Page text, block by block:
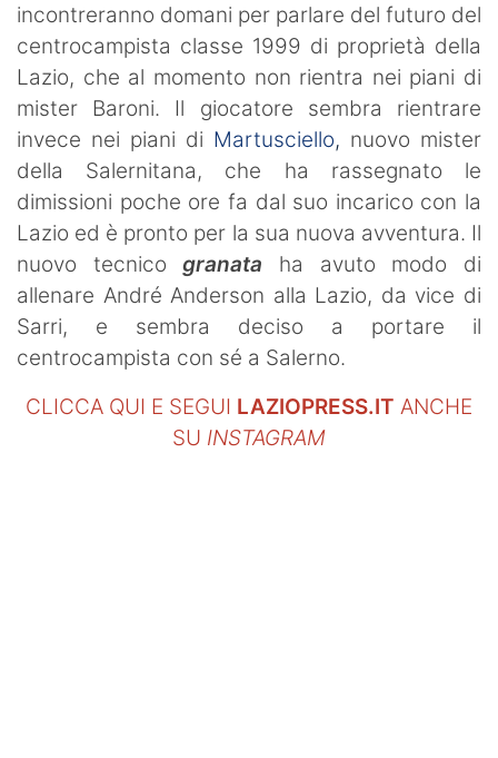
incontreranno domani per parlare del futuro del
centrocampista classe 1999 di proprietà della
Lazio, che al momento non rientra nei piani di
mister Baroni. Il giocatore sembra rientrare
invece nei piani di Martusciello, nuovo mister
della Salernitana, che ha rassegnato le
dimissioni poche ore fa dal suo incarico con la
Lazio ed è pronto per la sua nuova avventura. Il
nuovo tecnicogranata ha avuto modo di
allenare André Anderson alla Lazio, da vice di
Sarri, e sembra deciso a portare il
centrocampista con sé a Salerno.
CLICCA QUI E SEGUI LAZIOPRESS.IT ANCHE
SU INSTAGRAM